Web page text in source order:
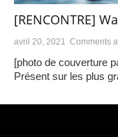
[RENCONTRE]
avril 20, 2021 Comments
[photo de couverture
Présent sur les plus